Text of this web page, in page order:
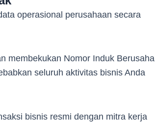
operasional perusahaan secara
membekukan Nomor Induk Berusaha
seluruh aktivitas bisnis Anda
bisnis resmi dengan mitra kerja